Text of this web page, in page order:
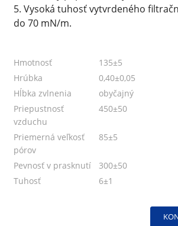
5. Vysoká tuhosť vytvrdeného
do 70 mN/m.
Hmotnosť
135±5
Hrúbka
0,40±0,05
Hĺbka zvlnenia
obyčajný
Priepustnosť
vzduchu
450±50
Priemerná veľkosť
pórov
85±5
Pevnosť v prasknutí
300±50
Tuhosť
6±1